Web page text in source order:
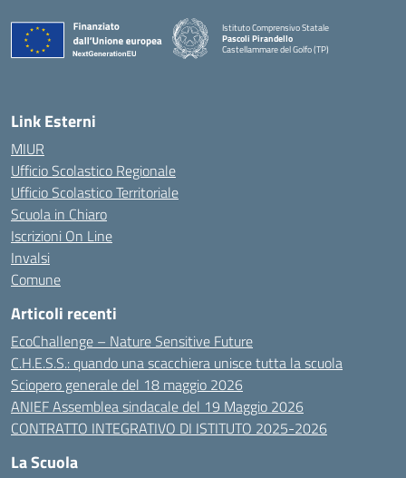
Istituto Comprensivo Statale
Pascoli Pirandello
Castellammare del Golfo (TP)
Link Esterni
MIUR
Ufficio Scolastico Regionale
Ufficio Scolastico Territoriale
Scuola in Chiaro
Iscrizioni On Line
Invalsi
Comune
Articoli recenti
EcoChallenge – Nature Sensitive Future
C.H.E.S.S.: quando una scacchiera unisce tutta la scuola
Sciopero generale del 18 maggio 2026
ANIEF Assemblea sindacale del 19 Maggio 2026
CONTRATTO INTEGRATIVO DI ISTITUTO 2025-2026
La Scuola